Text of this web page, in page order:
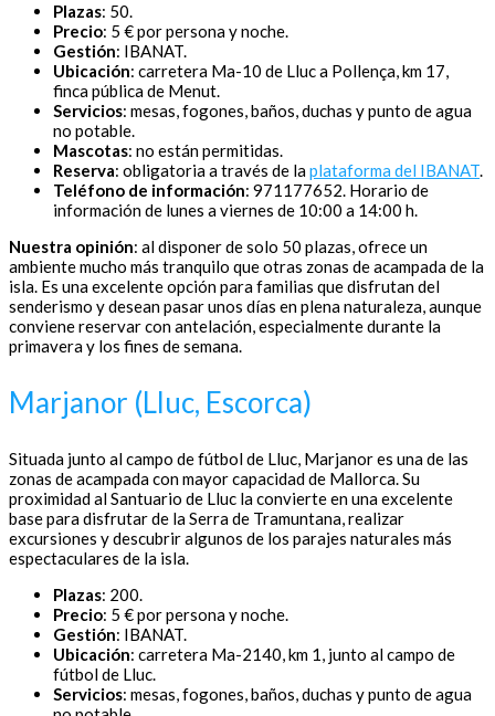
Plazas: 50.
Precio: 5 € por persona y noche.
Gestión: IBANAT.
Ubicación: carretera Ma-10 de Lluc a Pollença, km 17,
finca pública de Menut.
Servicios: mesas, fogones, baños, duchas y punto de agua
no potable.
Mascotas: no están permitidas.
Reserva: obligatoria a través de laplataforma del IBANAT.
Teléfono de información: 971177652. Horario de
información de lunes a viernes de 10:00 a 14:00 h.
Nuestra opinión: al disponer de solo 50 plazas, ofrece un
ambiente mucho más tranquilo que otras zonas de acampada de la
isla. Es una excelente opción para familias que disfrutan del
senderismo y desean pasar unos días en plena naturaleza, aunque
conviene reservar con antelación, especialmente durante la
primavera y los fines de semana.
Marjanor (Lluc, Escorca)
Situada junto al campo de fútbol de Lluc, Marjanor es una de las
zonas de acampada con mayor capacidad de Mallorca. Su
proximidad al Santuario de Lluc la convierte en una excelente
base para disfrutar de la Serra de Tramuntana, realizar
excursiones y descubrir algunos de los parajes naturales más
espectaculares de la isla.
Plazas: 200.
Precio: 5 € por persona y noche.
Gestión: IBANAT.
Ubicación: carretera Ma-2140, km 1, junto al campo de
fútbol de Lluc.
Servicios: mesas, fogones, baños, duchas y punto de agua